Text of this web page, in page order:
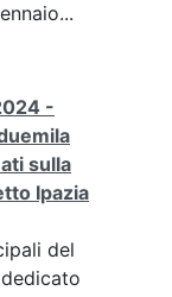
-
sulla
Ipazia
del
dedicato